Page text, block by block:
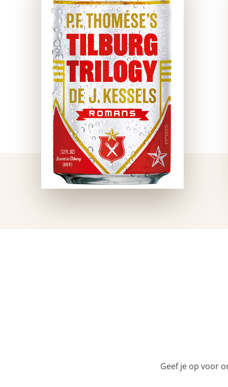
e-boek
P.F. Thomése’s Tilburgse
vriend J. Kessels groeide
tegen zijn zin uit tot een
heus cultfenomeen. Er
kwamen de onvermijdelijke
t-shirts, speciale asbakken
en een J. Kessels-fandag. En
natuurlijk de verfilming: …
Geef je op voor